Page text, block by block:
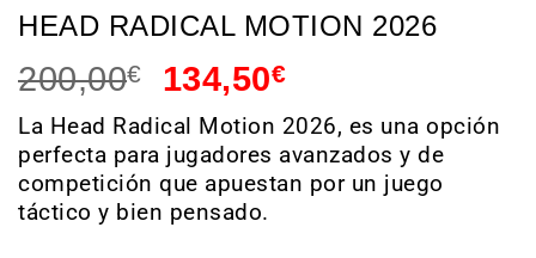
HEAD RADICAL MOTION 2026
200,00€ 134,50€
La Head Radical Motion 2026, es una opción
perfecta para jugadores avanzados y de
competición que apuestan por un juego
táctico y bien pensado.